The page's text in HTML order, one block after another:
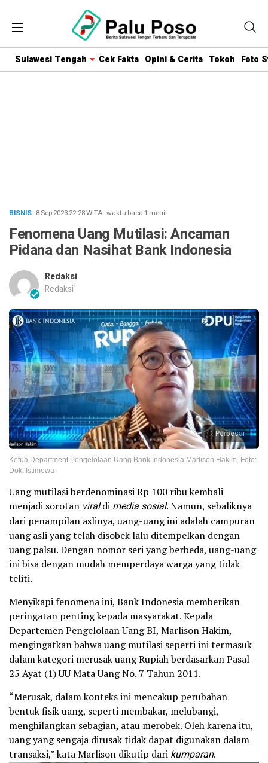
Sulawesi Tengah Cek Fakta Opini & Cerita Tokoh Foto
BISNIS· 8 Sep 202322:28WITA·waktu baca 1 menit
Fenomena Uang Mutilasi: Ancaman
Pidana dan Nasihat Bank Indonesia
Redaksi
Redaksi
Perbesar
Ketua Department Pengelolaan Uang Bank Indonesia Marlison Hakim. Foto:
Dok. Istimewa
Uang mutilasi berdenominasi Rp 100 ribu kembali
menjadi sorotan viraldi media sosial. Namun, sebaliknya
dari penampilan aslinya, uang-uang ini adalah campuran
uang asli yang telah disobek lalu ditempelkan dengan
uang palsu. Dengan nomor seri yang berbeda, uang-uang
ini bisa dengan mudah memperdaya warga yang tidak
teliti.
Menyikapi fenomena ini, Bank Indonesia memberikan
peringatan penting kepada masyarakat. Kepala
Departemen Pengelolaan Uang BI, Marlison Hakim,
mengingatkan bahwa uang mutilasi seperti ini termasuk
dalam kategori merusak uang Rupiah berdasarkan Pasal
25 Ayat (1) UU Mata Uang No. 7 Tahun 2011.
“Merusak, dalam konteks ini mencakup perubahan
bentuk fisik uang, seperti membakar, melubangi,
menghilangkan sebagian, atau merobek. Oleh karena itu,
uang yang sengaja dirusak tidak dapat digunakan dalam
transaksi,” kata Marlison dikutip dari kumparan.